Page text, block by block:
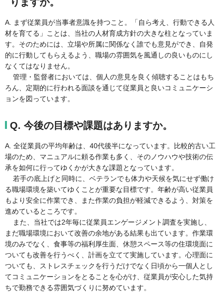
りますか。
A. まず従業員が当事者意識を持つこと。「自ら考え、行動できる人
材を育てる」ことは、当社の人材育成方針の大きな柱となっていま
す。そのためには、立場や所属に関係なく誰でも意見ができ、自発
的に行動してもらえるよう、職場の雰囲気を風通しの良いものにし
なくてはなりません。
管理・監督者においては、個人の意見を良く傾聴することはもち
ろん、定期的に行われる面談を通じて従業員と良いコミュニケーシ
ョンを図っています。
Q. 今後の目標や課題はありますか。
A. 全従業員の平均年齢は、40代後半になっています。比較的古い工
場のため、マニュアルに頼る作業も多く、そのノウハウや技術の伝
承を如何に行ってゆくかが大きな課題となっています。
若手の底上げと同時に、ベテランでも体力や天候を気にせず働け
る職場環境を築いてゆくことが重要な目標です。年齢が高い従業員
もより安全に作業でき、また作業の負担が軽減できるよう、対策を
進めているところです。
また、当社では2年毎に従業員エンゲージメント調査を実施し、
まだ職場環境において改善の余地がある結果も出ています。作業環
境のみでなく、食事等の福利厚生面、休憩スペース等の住環境面に
ついても改善を行うべく、計画を立てて実施しています。心理面に
ついても、ストレスチェックを行うだけでなく日頃から一個人とし
てコミュニケーションをとることを心がけ、従業員が安心した気持
ちで勤務できる雰囲気づくりに努めています。